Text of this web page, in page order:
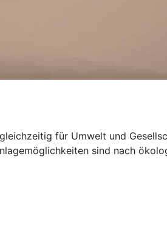
für Umwelt und
sind nach